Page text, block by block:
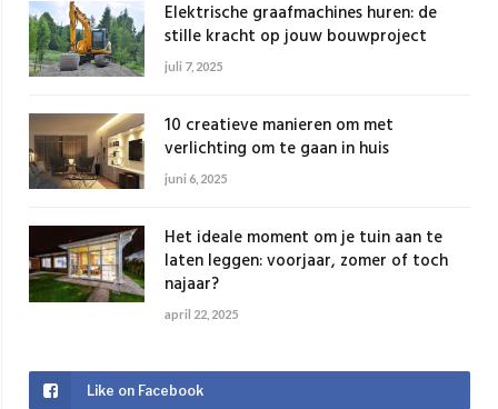
Elektrische graafmachines huren: de
stille kracht op jouw bouwproject
juli 7, 2025
10 creatieve manieren om met
verlichting om te gaan in huis
juni 6, 2025
Het ideale moment om je tuin aan te
laten leggen: voorjaar, zomer of toch
najaar?
april 22, 2025
Like on Facebook